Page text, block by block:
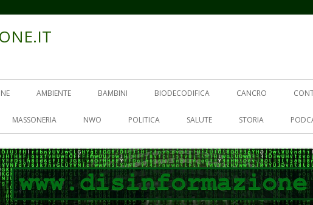
AMBIENTE BAMBINI BIODECODIFICA CANCRO
MASSONERIA NWO POLITICA SALUTE STORIA